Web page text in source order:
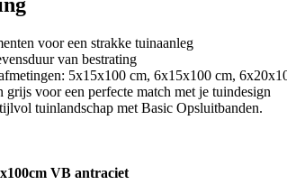
voor een strakke tuinaanleg
van bestrating
5x15x100 cm, 6x15x100 cm,
grijs voor een perfecte match met je tuindesign
tuinlandschap met Basic Opsluitbanden.
VB antraciet